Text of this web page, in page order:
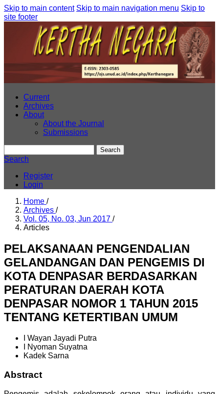
Skip to main content Skip to main navigation menu Skip to
site footer
Current
Archives
About
About the Journal
Submissions
Search
Search
Register
Login
Home /
Archives /
Vol. 05, No. 03, Jun 2017 /
Articles
PELAKSANAAN PENGENDALIAN
GELANDANGAN DAN PENGEMIS DI
KOTA DENPASAR BERDASARKAN
PERATURAN DAERAH KOTA
DENPASAR NOMOR 1 TAHUN 2015
TENTANG KETERTIBAN UMUM
I Wayan Jayadi Putra
I Nyoman Suyatna
Kadek Sarna
Abstract